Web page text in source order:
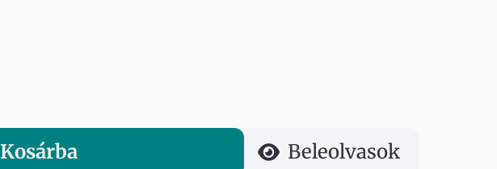
Kosárba Beleolvasok